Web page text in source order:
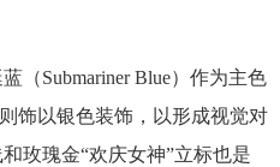
（Submariner Blue）作为主色
饰以银色装饰，以形成视觉对
玫瑰金“欢庆女神”立标也是